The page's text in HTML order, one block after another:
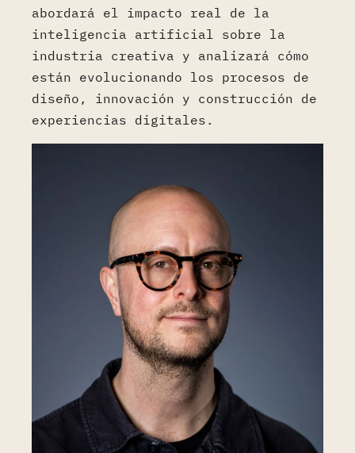
abordará el impacto real de la
inteligencia artificial sobre la
industria creativa y analizará cómo
están evolucionando los procesos de
diseño, innovación y construcción de
experiencias digitales.